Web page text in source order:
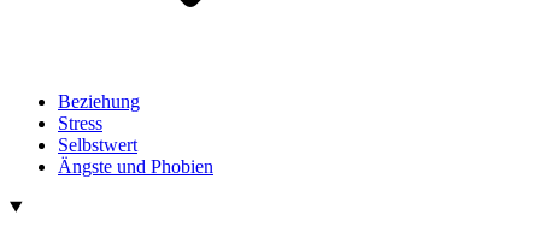
Beziehung
Stress
Selbstwert
Ängste und Phobien